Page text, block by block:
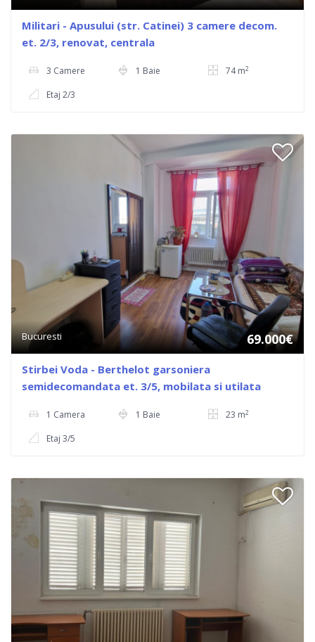
Militari - Apusului (str. Catinei) 3 camere decom.
et. 2/3, renovat, centrala
3 Camere 1 Baie 74 m2
Etaj 2/3
Bucuresti 69.000€
Stirbei Voda - Berthelot garsoniera
semidecomandata et. 3/5, mobilata si utilata
1 Camera 1 Baie 23 m2
Etaj 3/5